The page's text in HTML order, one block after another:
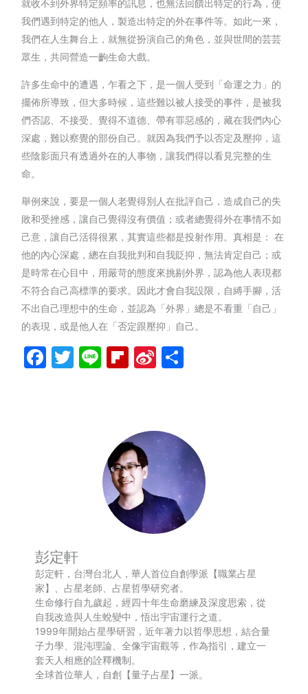
就收不到外界特定頻率的訊息，也無法回饋出特定的行為，使
我們遇到特定的他人，製造出特定的外在事件等。如此一來，
我們在人生舞台上，就無從扮演自己的角色，並與世間的芸芸
眾生，共同營造一齣生命大戲。
許多生命中的遭遇，乍看之下，是一個人受到「命運之力」的
擺佈所導致，但大多時候，這些難以被人接受的事件，是被我
們否認、不接受、覺得不道德、帶有罪惡感的，藏在我們內心
深處，難以察覺的部份自己。就因為我們予以否定及壓抑，這
些陰影面只有透過外在的人事物，讓我們得以看見完整的生
命。
舉例來說，要是一個人老覺得別人在批評自己，造成自己的失
敗和受挫感，讓自己覺得沒有價值；或者總覺得外在事情不如
己意，讓自己活得很累，其實這些都是投射作用。真相是： 在
他的內心深處，總在自我批判和自我貶抑，無法肯定自己；或
是時常在心目中，用嚴苛的態度來挑剔外界，認為他人表現都
不符合自己高標準的要求。因此才會自我設限，自縛手腳，活
不出自己理想中的生命，並認為「外界」總是不看重「自己」
的表現，或是他人在「否定跟壓抑」自己。
Facebook
Twitter
LineFlipboard
Sina
彭定軒
彭定軒，台灣台北人，華人首位自創學派【職業占星
家】、占星老師、占星哲學研究者。
生命修行自九歲起，經四十年生命磨練及深度思索，從
自我改造與人生蛻變中，悟出宇宙運行之道。
1999年開始占星學研習，近年著力以哲學思想，結合量
子力學、混沌理論、全像宇宙觀等，作為指引，建立一
套天人相應的詮釋機制。
全球首位華人，自創【量子占星】一派。